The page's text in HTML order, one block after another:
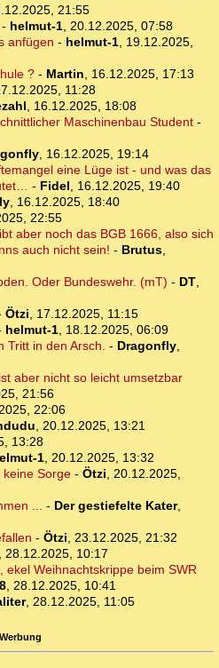
21:55
- helmut-1, 20.12.2025, 07:58
anfügen - helmut-1, 19.12.2025,
?- Martin, 16.12.2025, 17:13
11:28
, 16.12.2025, 18:08
Maschinenbau Student-
, 16.12.2025, 19:14
eine Lüge ist - und was das
- Fidel, 16.12.2025, 19:40
, 16.12.2025, 18:40
22:55
aber noch das BGB 1666, also sich
auch nicht sein! - Brutus,
Oder Bundeswehr. (mT) - DT,
Ötzi, 17.12.2025, 11:15
helmut-1, 18.12.2025, 06:09
Tritt in den Arsch. - Dragonfly,
aber nicht so leicht umsetzbar
21:56
22:06
, 20.12.2025, 13:21
13:28
1, 20.12.2025, 13:32
Sorge- Ötzi, 20.12.2025,
... - Der gestiefelte Kater,
- Ötzi, 23.12.2025, 21:32
28.12.2025, 10:17
ekel Weihnachtskrippe beim SWR
, 28.12.2025, 10:41
, 28.12.2025, 11:05
Werbung